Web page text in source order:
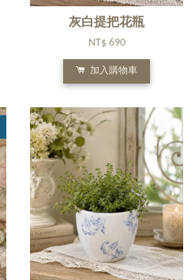
灰白提把花瓶
NT$ 690
加入購物車